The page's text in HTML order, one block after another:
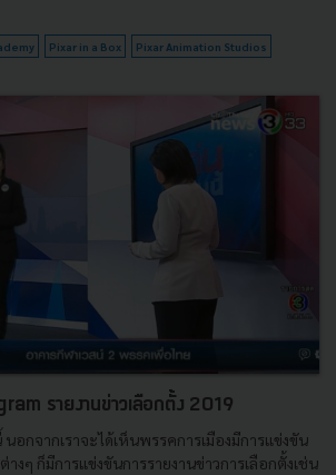
Pixar in a Box Pixar Animation Studios
รายงานข่าวเลือกตั้ง 2019
นอกจากเราจะได้เห็นพรรคการเมืองมีการแข่งขัน
งๆ ก็มีการแข่งขันการรายงานข่าวการเลือกตั้งเช่น